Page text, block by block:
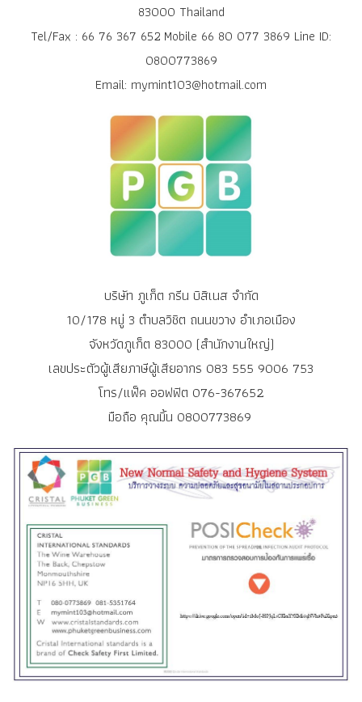
83000 Thailand
Tel/Fax : 66 76 367 652 Mobile 66 80 077 3869 Line ID:
0800773869
Email: mymint103@hotmail.com
บริษัท ภูเก็ต กรีน บิสิเนส จำกัด
10/178 หมู่ 3 ตำบลวิชิต ถนนขวาง อำเภอเมือง
จังหวัดภูเก็ต 83000 (สำนักงานใหญ่)
เลขประตัวผู้เสียภาษีผู้เสียอากร 083 555 9006 753
โทร/แฟ็ค ออฟฟิต 076-367652
มือถือ คุณมิ้น 0800773869